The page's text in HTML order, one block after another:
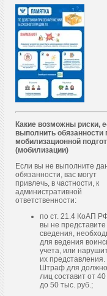
Какие возможны риски,
выполнить обязанности
мобилизационной
(мобилизации)
Если вы не выполните
обязанности, вас могут
привлечь, в частности, к
административной
ответственности:
по ст. 21.4 КоАП
вы не представите
сведения,
для ведения
учета, или
их представления.
Штраф для
лиц составит от
до 50 тыс. руб.;